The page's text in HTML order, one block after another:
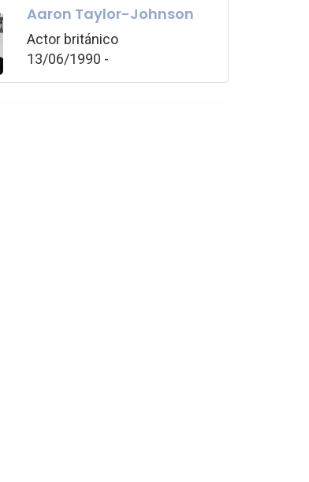
Aaron Taylor-Johnson
Actor británico
13/06/1990 -